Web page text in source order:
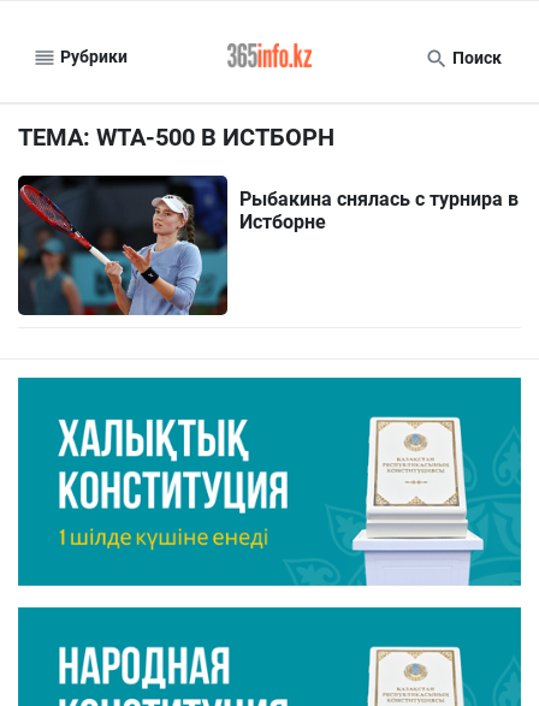
Рубрики Поиск
ТЕМА: WTA-500 В ИСТБОРН
Рыбакина снялась с турнира в
Истборне